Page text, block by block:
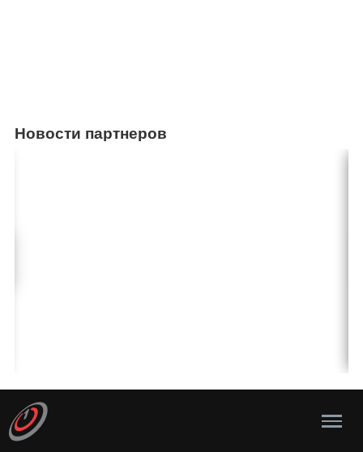
Новости партнеров